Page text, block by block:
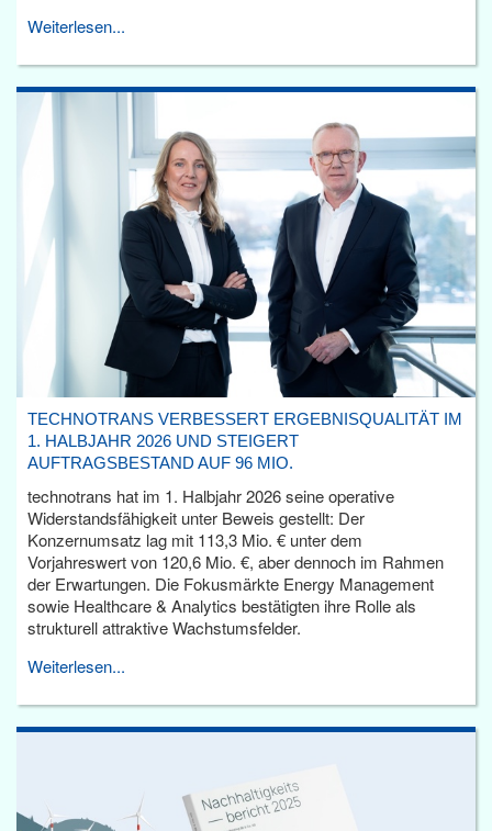
Weiterlesen...
TECHNOTRANS VERBESSERT ERGEBNISQUALITÄT IM
1. HALBJAHR 2026 UND STEIGERT
AUFTRAGSBESTAND AUF 96 MIO.
technotrans hat im 1. Halbjahr 2026 seine operative
Widerstandsfähigkeit unter Beweis gestellt: Der
Konzernumsatz lag mit 113,3 Mio. € unter dem
Vorjahreswert von 120,6 Mio. €, aber dennoch im Rahmen
der Erwartungen. Die Fokusmärkte Energy Management
sowie Healthcare & Analytics bestätigten ihre Rolle als
strukturell attraktive Wachstumsfelder.
Weiterlesen...